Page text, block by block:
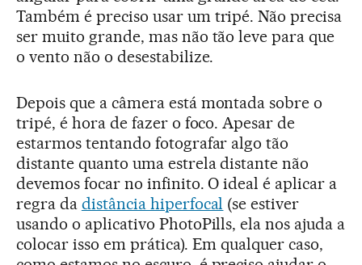
Também é preciso usar um tripé. Não precisa
ser muito grande, mas não tão leve para que
o vento não o desestabilize.
Depois que a câmera está montada sobre o
tripé, é hora de fazer o foco. Apesar de
estarmos tentando fotografar algo tão
distante quanto uma estrela distante não
devemos focar no infinito. O ideal é aplicar a
regra da distância hiperfocal (se estiver
usando o aplicativo PhotoPills, ela nos ajuda a
colocar isso em prática). Em qualquer caso,